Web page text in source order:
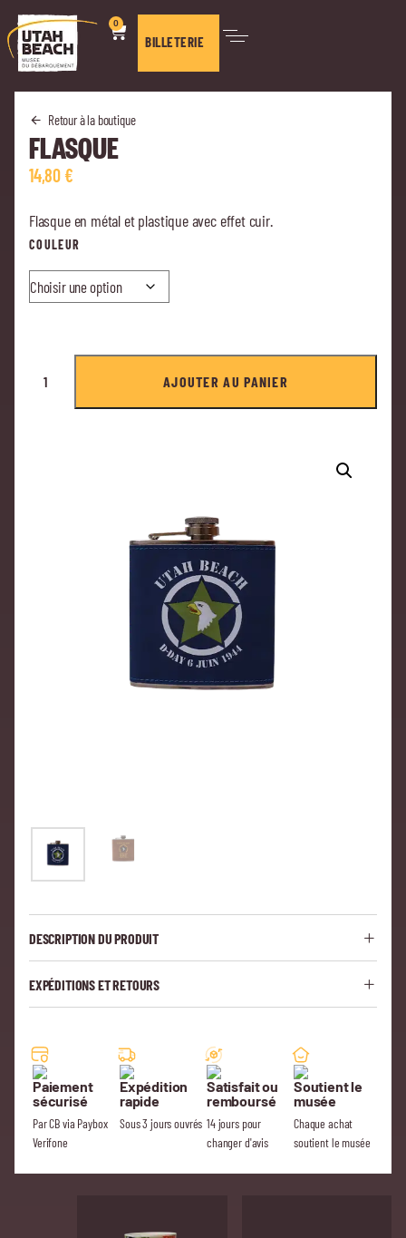
0
BILLETERIE
DESCRIPTION DU PRODUIT
EXPÉDITIONS ET RETOURS
Retour à la boutique
FLASQUE
14,80€
Flasque en métal et plastique avec effet cuir.
COULEUR
AJOUTER AU PANIER
Paiement
sécurisé
Par CB via Paybox
Verifone
Expédition
rapide
Sous 3 jours ouvrés
Satisfait ou
remboursé
14 jours pour
changer d'avis
Soutient le
musée
Chaque achat
soutient le musée